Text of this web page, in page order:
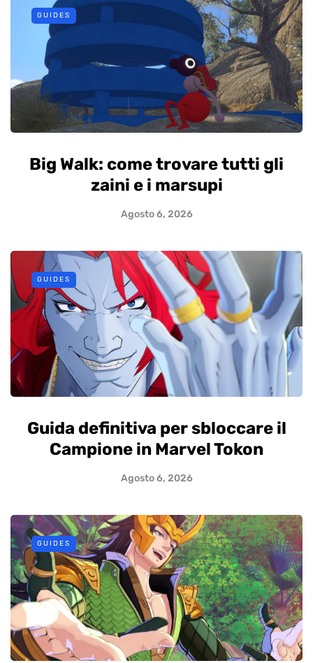
GUIDES
Big Walk: come trovare tutti gli
zaini e i marsupi
Agosto 6, 2026
GUIDES
Guida definitiva per sbloccare il
Campione in Marvel Tokon
Agosto 6, 2026
GUIDES